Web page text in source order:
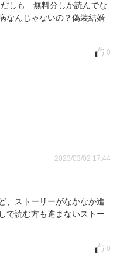
しも…無料分しか読んでな
なんじゃないの？偽装結婚
0
2023/03/02 17:44
、ストーリーがなかなか進
で読む方も進まないストー
0